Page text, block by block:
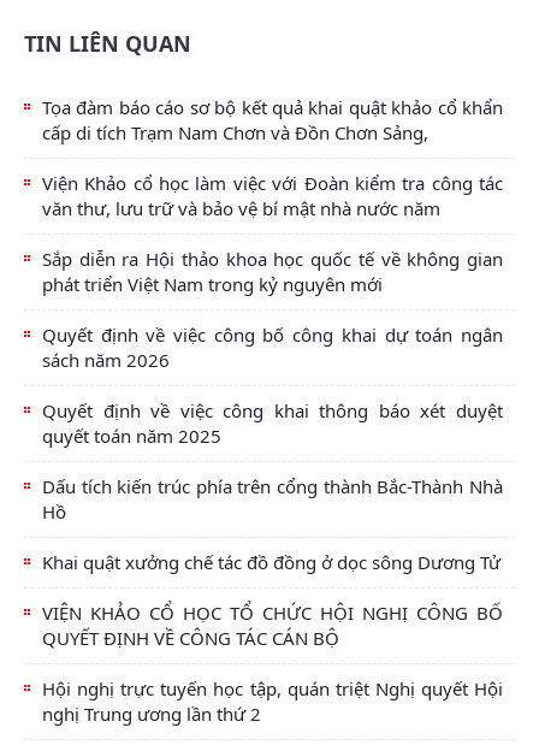
TIN LIÊN QUAN
Tọa đàm báo cáo sơ bộ kết quả khai quật khảo cổ khẩn
cấp di tích Trạm Nam Chơn và Đồn Chơn Sảng,
Viện Khảo cổ học làm việc với Đoàn kiểm tra công tác
văn thư, lưu trữ và bảo vệ bí mật nhà nước năm
Sắp diễn ra Hội thảo khoa học quốc tế về không gian
phát triển Việt Nam trong kỷ nguyên mới
Quyết định về việc công bố công khai dự toán ngân
sách năm 2026
Quyết định về việc công khai thông báo xét duyệt
quyết toán năm 2025
Dấu tích kiến trúc phía trên cổng thành Bắc-Thành Nhà
Hồ
Khai quật xưởng chế tác đồ đồng ở dọc sông Dương Tử
VIỆN KHẢO CỔ HỌC TỔ CHỨC HỘI NGHỊ CÔNG BỐ
QUYẾT ĐỊNH VỀ CÔNG TÁC CÁN BỘ
Hội nghị trực tuyến học tập, quán triệt Nghị quyết Hội
nghị Trung ương lần thứ 2